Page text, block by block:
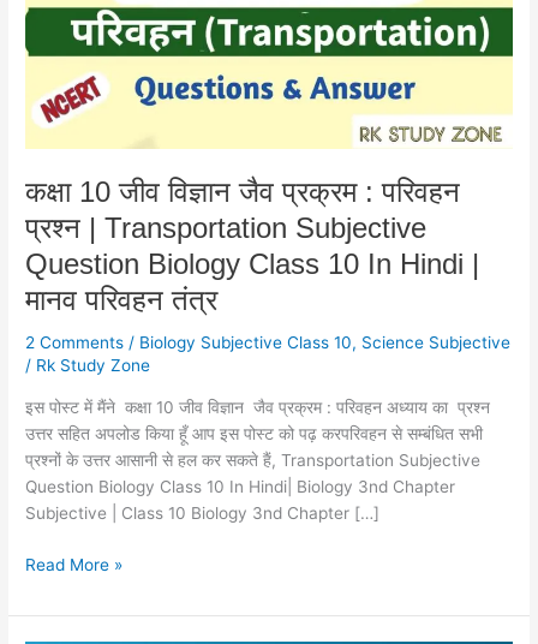
कक्षा 10 जीव विज्ञान जैव प्रक्रम : परिवहन
प्रश्न | Transportation Subjective
Question Biology Class 10 In Hindi |
मानव परिवहन तंत्र
2 Comments / Biology Subjective Class 10, Science Subjective
/ Rk Study Zone
इस पोस्ट में मैंने कक्षा 10 जीव विज्ञान जैव प्रक्रम : परिवहन अध्याय का प्रश्न
उत्तर सहित अपलोड किया हूँ आप इस पोस्ट को पढ़ करपरिवहन से सम्बंधित सभी
प्रश्नों के उत्तर आसानी से हल कर सकते हैं, Transportation Subjective
Question Biology Class 10 In Hindi| Biology 3nd Chapter
Subjective | Class 10 Biology 3nd Chapter […]
प्रक्रम
प्रश्न
Transportation
Question
Biology
Class
10
In
|
परिवहन
तंत्र
Read More »